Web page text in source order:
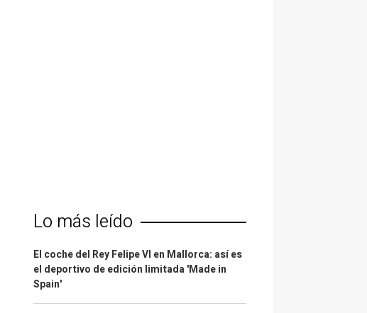
Lo más leído
El coche del Rey Felipe VI en Mallorca: así es
el deportivo de edición limitada 'Made in
Spain'